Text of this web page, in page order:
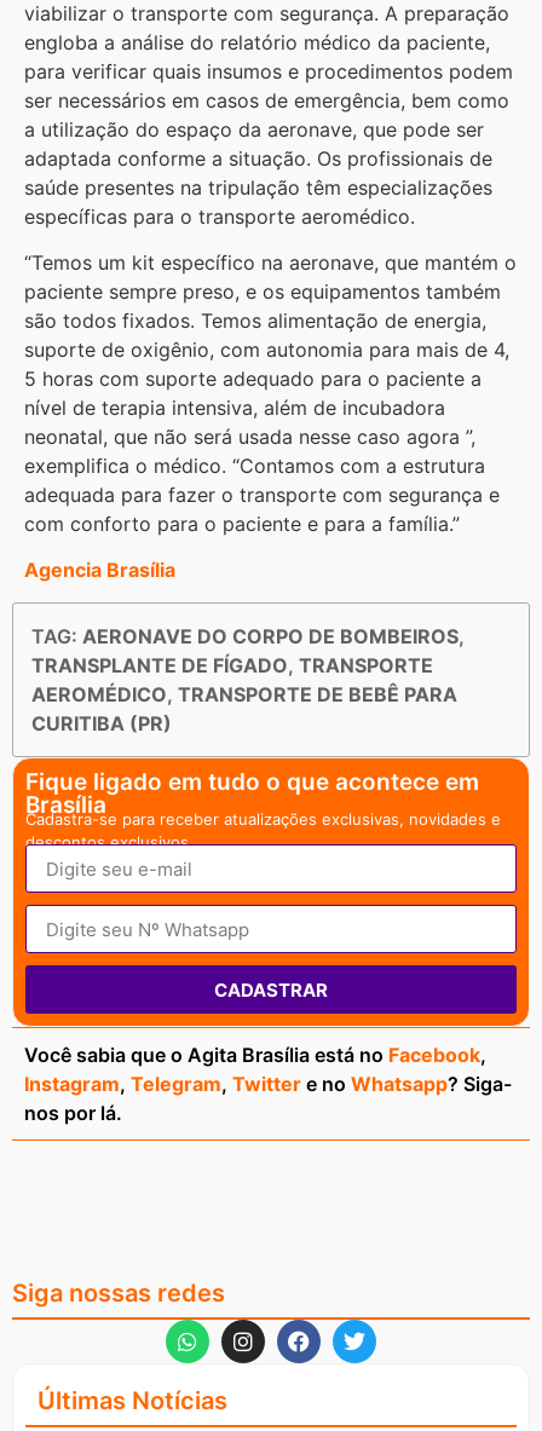
viabilizar o transporte com segurança. A preparação
engloba a análise do relatório médico da paciente,
para verificar quais insumos e procedimentos podem
ser necessários em casos de emergência, bem como
a utilização do espaço da aeronave, que pode ser
adaptada conforme a situação. Os profissionais de
saúde presentes na tripulação têm especializações
específicas para o transporte aeromédico.
“Temos um kit específico na aeronave, que mantém o
paciente sempre preso, e os equipamentos também
são todos fixados. Temos alimentação de energia,
suporte de oxigênio, com autonomia para mais de 4,
5 horas com suporte adequado para o paciente a
nível de terapia intensiva, além de incubadora
neonatal, que não será usada nesse caso agora ”,
exemplifica o médico. “Contamos com a estrutura
adequada para fazer o transporte com segurança e
com conforto para o paciente e para a família.”
Agencia Brasília
TAG: AERONAVE DO CORPO DE BOMBEIROS,
TRANSPLANTE DE FÍGADO, TRANSPORTE
AEROMÉDICO, TRANSPORTE DE BEBÊ PARA
CURITIBA (PR)
Fique ligado em tudo o que acontece em
Brasília
Cadastra-se para receber atualizações exclusivas, novidades e
descontos exclusivos.
CADASTRAR
Você sabia que o Agita Brasília está no Facebook,
Instagram, Telegram, Twitter e no Whatsapp? Siga-
nos por lá.
Siga nossas redes
Últimas Notícias